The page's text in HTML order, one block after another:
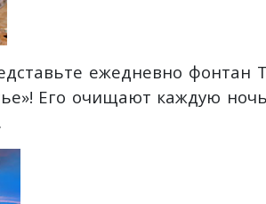
ежедневно фонтан
Его очищают каждую